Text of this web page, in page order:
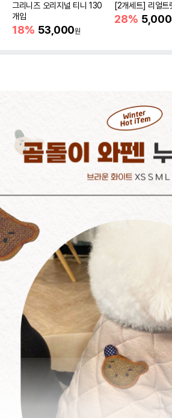
그리니즈 오리지널 티니 130
개입
18% 53,000원
[2개세트] 리얼
28% 5,000